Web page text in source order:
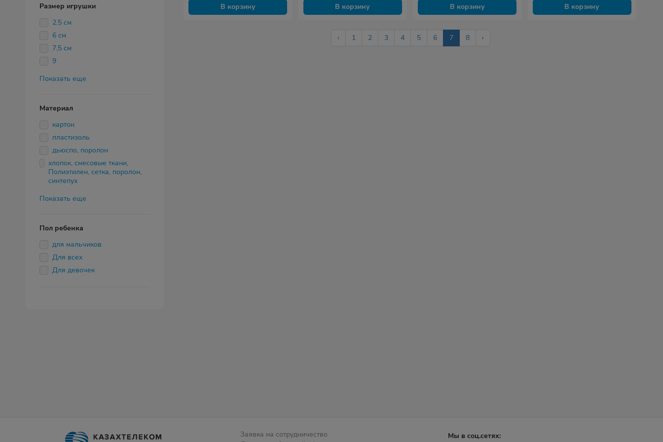
Размер игрушки
2.5 см
6 см
7,5 см
9
Показать еще
Материал
картон
пластизоль
дьюспо, поролон
хлопок, смесовые ткани,
Полиэтилен, сетка, поролон,
синтепух
Показать еще
Пол ребенка
для мальчиков
Для всех
Для девочек
В корзину В корзину В корзину В корзину
‹ 1 2 3 4 5 6 7 8 ›
Заявка на сотрудничество
Мы в соц.сетях: